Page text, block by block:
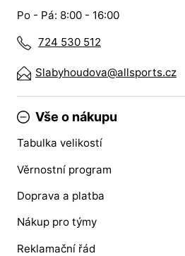
Po - Pá: 8:00 - 16:00
724 530 512
Slabyhoudova@allsports.cz
Vše o nákupu
Tabulka velikostí
Věrnostní program
Doprava a platba
Nákup pro týmy
Reklamační řád